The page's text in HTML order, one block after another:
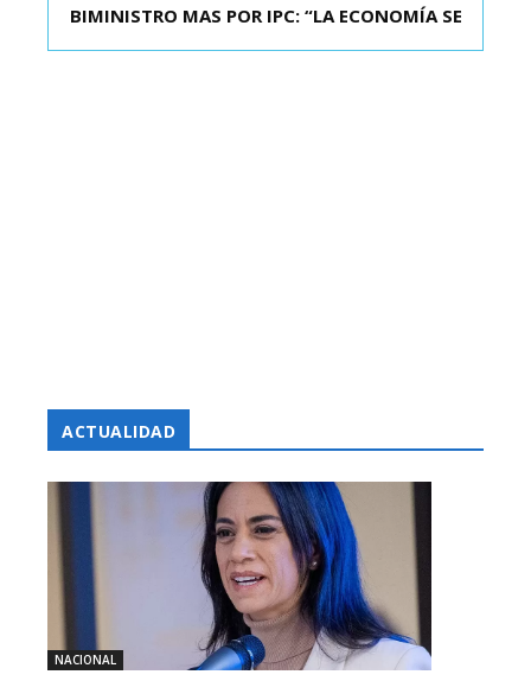
KAST SE REUNIÓ CON EL PRESIDENTE ELECTO DE
BIMINISTRO MAS POR IPC: “LA ECONOMÍA SE
ACTUALIDAD
NACIONAL